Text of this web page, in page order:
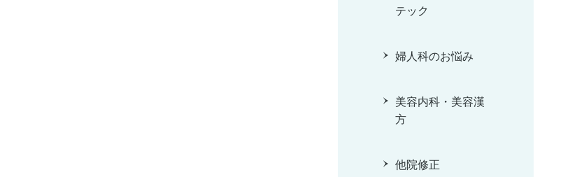
テック
婦人科のお悩み
美容内科・美容漢
方
他院修正